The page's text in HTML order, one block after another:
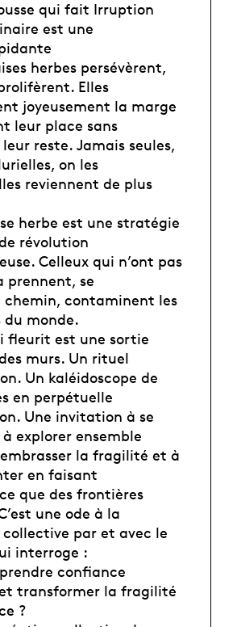
qui fait Irruption
est une
herbes persévèrent,
Elles
joyeusement la marge
leur place sans
reste. Jamais seules,
on les
reviennent de plus
herbe est une stratégie
révolution
Celleux qui n’ont pas
prennent, se
contaminent les
monde.
fleurit est une sortie
murs. Un rituel
Un kaléidoscope de
en perpétuelle
Une invitation à se
explorer ensemble
la fragilité et à
en faisant
que des frontières
une ode à la
par et avec le
interroge :
confiance
transformer la fragilité
?